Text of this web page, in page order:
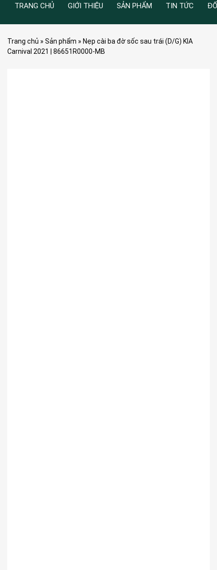
TRANG CHỦ GIỚI THIỆU SẢN PHẨM TIN TỨC
Trang chủ » Sản phẩm » Nẹp cài ba đờ sốc sau trái (D/G) KIA
Carnival 2021 | 86651R0000-MB